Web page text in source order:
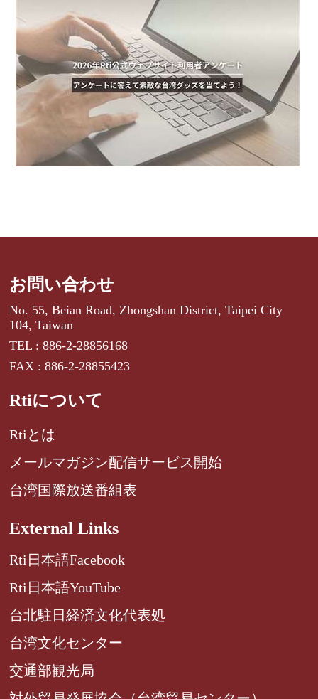
お問い合わせ
No. 55, Beian Road, Zhongshan District, Taipei City
104, Taiwan
TEL : 886-2-28856168
FAX : 886-2-28855423
Rtiについて
Rtiとは
メールマガジン配信サービス開始
台湾国際放送番組表
External Links
Rti日本語Facebook
Rti日本語YouTube
台北駐日経済文化代表処
台湾文化センター
交通部観光局